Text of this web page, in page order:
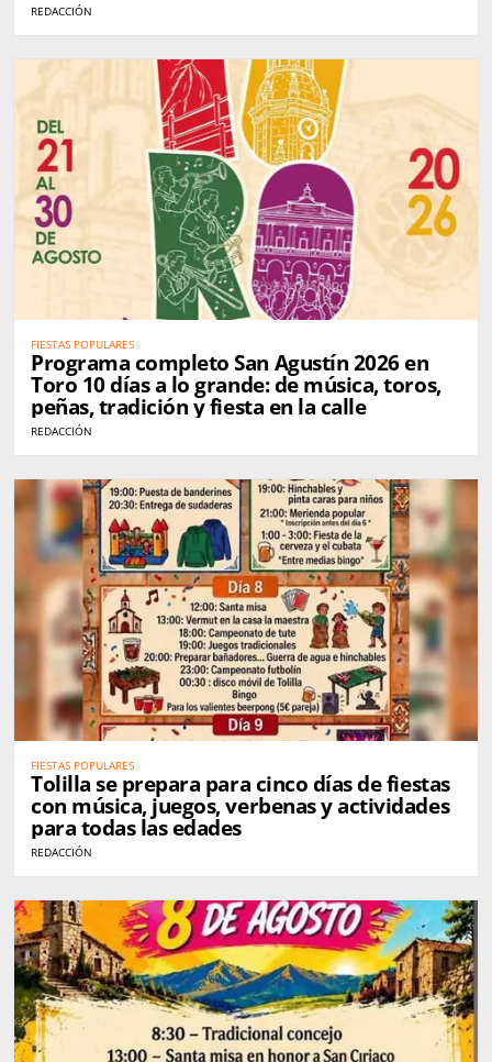
REDACCIÓN
FIESTAS POPULARES
Programa completo San Agustín 2026 en
Toro 10 días a lo grande: de música, toros,
peñas, tradición y fiesta en la calle
REDACCIÓN
FIESTAS POPULARES
Tolilla se prepara para cinco días de fiestas
con música, juegos, verbenas y actividades
para todas las edades
REDACCIÓN